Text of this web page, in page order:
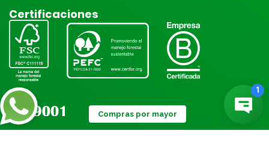
Certificaciones
Compras por mayor